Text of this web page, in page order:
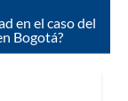
en el caso del
Bogotá?